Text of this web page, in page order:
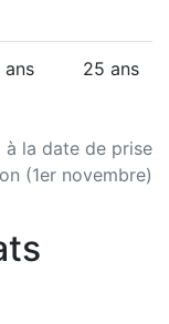
la date de prise
(1er novembre)
ans 25 ans